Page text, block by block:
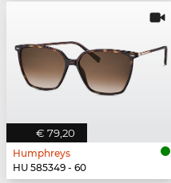
€ 79,20
Humphreys
HU 585349 - 60